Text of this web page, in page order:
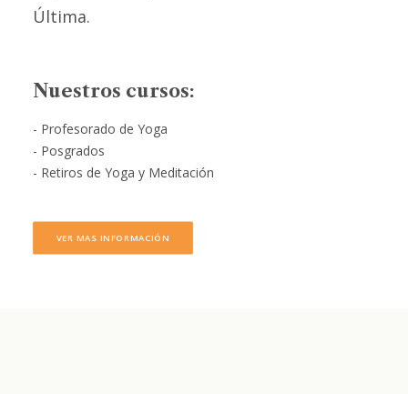
Última.
Nuestros cursos:
- Profesorado de Yoga
- Posgrados
- Retiros de Yoga y Meditación
VER MAS INFORMACIÓN